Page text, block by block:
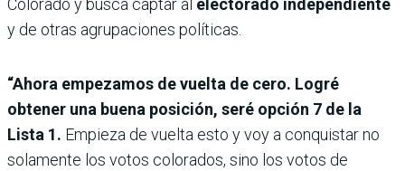
Colorado y busca captar al electorado independiente
y de otras agrupaciones políticas.
“Ahora empezamos de vuelta de cero. Logré
obtener una buena posición, seré opción 7 de la
Lista 1. Empieza de vuelta esto y voy a conquistar no
solamente los votos colorados, sino los votos de